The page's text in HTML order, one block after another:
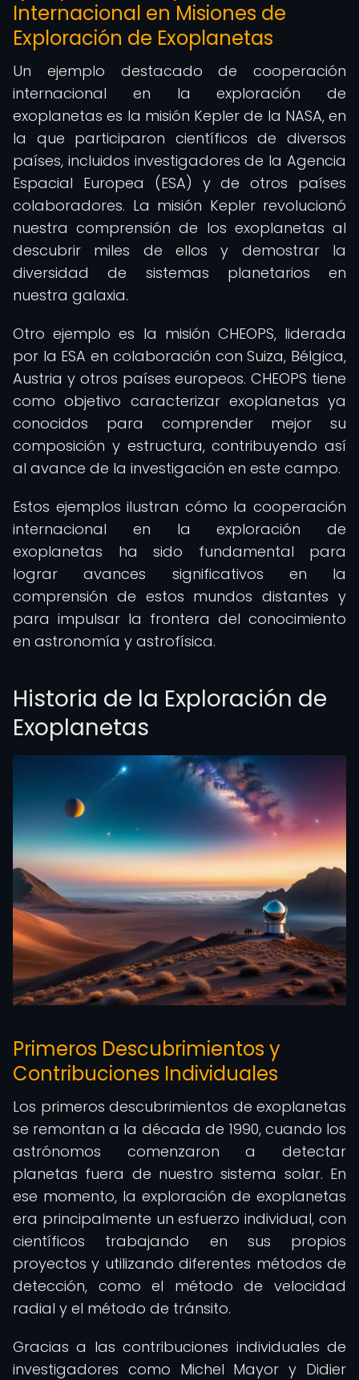
Internacional en Misiones de
Exploración de Exoplanetas
Un ejemplo destacado de cooperación
internacional en la exploración de
exoplanetas es la misión Kepler de la NASA, en
la que participaron científicos de diversos
países, incluidos investigadores de la Agencia
Espacial Europea (ESA) y de otros países
colaboradores. La misión Kepler revolucionó
nuestra comprensión de los exoplanetas al
descubrir miles de ellos y demostrar la
diversidad de sistemas planetarios en
nuestra galaxia.
Otro ejemplo es la misión CHEOPS, liderada
por la ESA en colaboración con Suiza, Bélgica,
Austria y otros países europeos. CHEOPS tiene
como objetivo caracterizar exoplanetas ya
conocidos para comprender mejor su
composición y estructura, contribuyendo así
al avance de la investigación en este campo.
Estos ejemplos ilustran cómo la cooperación
internacional en la exploración de
exoplanetas ha sido fundamental para
lograr avances significativos en la
comprensión de estos mundos distantes y
para impulsar la frontera del conocimiento
en astronomía y astrofísica.
Historia de la Exploración de
Exoplanetas
Primeros Descubrimientos y
Contribuciones Individuales
Los primeros descubrimientos de exoplanetas
se remontan a la década de 1990, cuando los
astrónomos comenzaron a detectar
planetas fuera de nuestro sistema solar. En
ese momento, la exploración de exoplanetas
era principalmente un esfuerzo individual, con
científicos trabajando en sus propios
proyectos y utilizando diferentes métodos de
detección, como el método de velocidad
radial y el método de tránsito.
Gracias a las contribuciones individuales de
investigadores como Michel Mayor y Didier